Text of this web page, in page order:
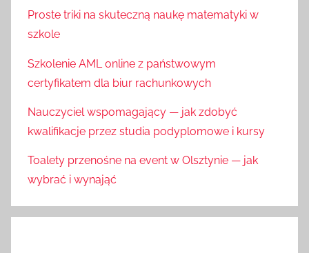
Proste triki na skuteczną naukę matematyki w
szkole
Szkolenie AML online z państwowym
certyfikatem dla biur rachunkowych
Nauczyciel wspomagający — jak zdobyć
kwalifikacje przez studia podyplomowe i kursy
Toalety przenośne na event w Olsztynie — jak
wybrać i wynająć